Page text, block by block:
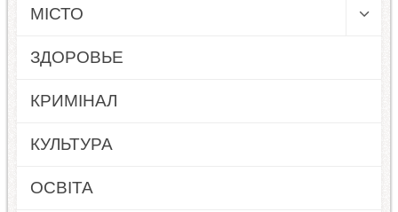
МІСТО
ЗДОРОВЬЕ
КРИМІНАЛ
КУЛЬТУРА
ОСВІТА